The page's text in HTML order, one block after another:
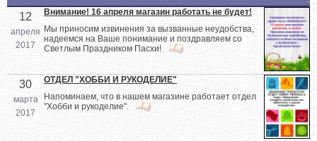
12
апреля
2017
Внимание! 16 апреля магазин работать не будет!
Мы приносим извинения за вызванные неудобства,
надеемся на Ваше понимание и поздравляем со
Светлым Праздником Пасхи!
30
марта
2017
ОТДЕЛ "ХОББИ И РУКОДЕЛИЕ"
Напоминаем, что в нашем магазине работает отдел
"Хобби и рукоделие".